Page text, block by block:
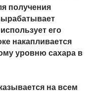
получения
его
накапливается
уровню сахара в
на всем